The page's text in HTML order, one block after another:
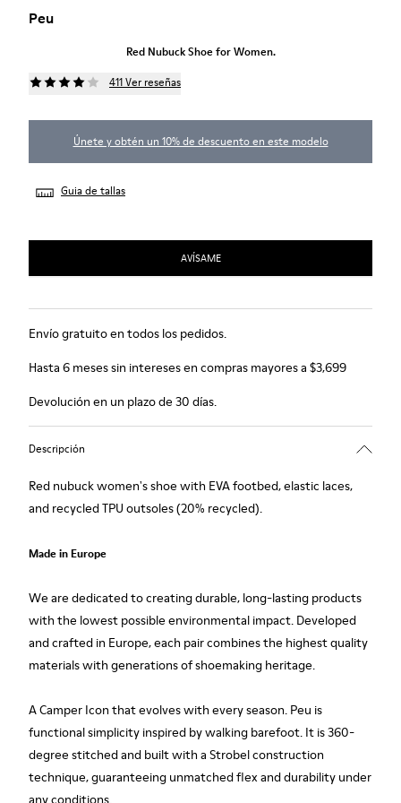
Peu
Red Nubuck Shoe for Women.
411 Ver reseñas
Únete y obtén un 10% de descuento en este modelo
Guia de tallas
AVÍSAME
Envío gratuito en todos los pedidos.
Hasta 6 meses sin intereses en compras mayores a $3,699
Devolución en un plazo de 30 días.
Descripción
Red nubuck women's shoe with EVA footbed, elastic laces,
and recycled TPU outsoles (20% recycled).
Made in Europe
We are dedicated to creating durable, long-lasting products
with the lowest possible environmental impact. Developed
and crafted in Europe, each pair combines the highest quality
materials with generations of shoemaking heritage.
A Camper Icon that evolves with every season. Peu is
functional simplicity inspired by walking barefoot. It is 360-
degree stitched and built with a Strobel construction
technique, guaranteeing unmatched flex and durability under
any conditions.